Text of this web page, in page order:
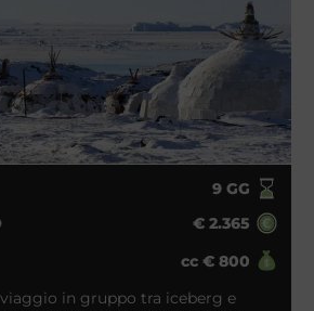
9GG
€ 2.365
cc € 800
in gruppo tra iceberg e